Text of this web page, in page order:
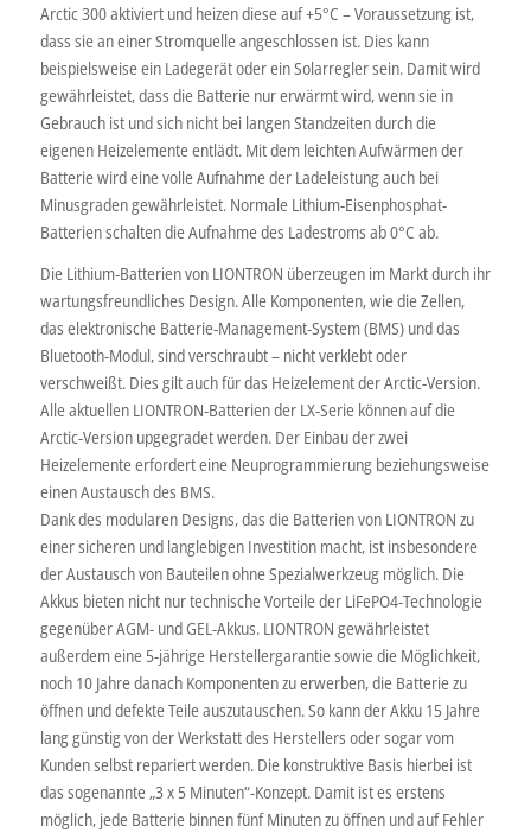
Arctic 300 aktiviert und heizen diese auf +5°C – Voraussetzung ist,
dass sie an einer Stromquelle angeschlossen ist. Dies kann
beispielsweise ein Ladegerät oder ein Solarregler sein. Damit wird
gewährleistet, dass die Batterie nur erwärmt wird, wenn sie in
Gebrauch ist und sich nicht bei langen Standzeiten durch die
eigenen Heizelemente entlädt. Mit dem leichten Aufwärmen der
Batterie wird eine volle Aufnahme der Ladeleistung auch bei
Minusgraden gewährleistet. Normale Lithium-Eisenphosphat-
Batterien schalten die Aufnahme des Ladestroms ab 0°C ab.
Die Lithium-Batterien von LIONTRON überzeugen im Markt durch ihr
wartungsfreundliches Design. Alle Komponenten, wie die Zellen,
das elektronische Batterie-Management-System (BMS) und das
Bluetooth-Modul, sind verschraubt – nicht verklebt oder
verschweißt. Dies gilt auch für das Heizelement der Arctic-Version.
Alle aktuellen LIONTRON-Batterien der LX-Serie können auf die
Arctic-Version upgegradet werden. Der Einbau der zwei
Heizelemente erfordert eine Neuprogrammierung beziehungsweise
einen Austausch des BMS.
Dank des modularen Designs, das die Batterien von LIONTRON zu
einer sicheren und langlebigen Investition macht, ist insbesondere
der Austausch von Bauteilen ohne Spezialwerkzeug möglich. Die
Akkus bieten nicht nur technische Vorteile der LiFePO4-Technologie
gegenüber AGM- und GEL-Akkus. LIONTRON gewährleistet
außerdem eine 5-jährige Herstellergarantie sowie die Möglichkeit,
noch 10 Jahre danach Komponenten zu erwerben, die Batterie zu
öffnen und defekte Teile auszutauschen. So kann der Akku 15 Jahre
lang günstig von der Werkstatt des Herstellers oder sogar vom
Kunden selbst repariert werden. Die konstruktive Basis hierbei ist
das sogenannte „3 x 5 Minuten“-Konzept. Damit ist es erstens
möglich, jede Batterie binnen fünf Minuten zu öffnen und auf Fehler